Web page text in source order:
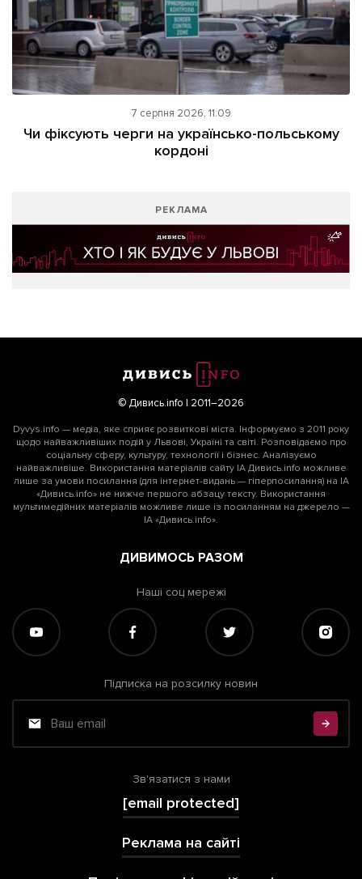
7 серпня 2026, 11:09
Чи фіксують черги на українсько-польському
кордоні
РЕКЛАМА
© Дивись.info | 2011–2026
Dyvys.info — медіа, яке сприяє розвиткові міста. Інформуємо з 2011 року
щодо найважливіших подій у Львові, Україні та світі. Розповідаємо про
соціальну сферу, культуру, технології і бізнес. Аналізуємо
найважливіше. Використання матеріалів сайту ІА Дивись.info можливе
лише за умови посилання (для інтернет-видань — гіперпосилання) на ІА
«Дивись.info» не нижче першого абзацу тексту. Використання
мультимедійних матеріалів можливе лише із посиланням на джерело —
ІА «Дивись.info».
ДИВИМОСЬ РАЗОМ
Наші соц мережі
Підписка на розсилку новин
Зв'язатися з нами
[email protected]
Реклама на сайті